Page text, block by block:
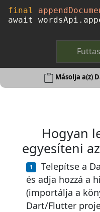
final
Másolja a(z)
Hogyan
egyesíteni
Telepítse a
és adja hozzá a
(importálja a
Dart/Flutter